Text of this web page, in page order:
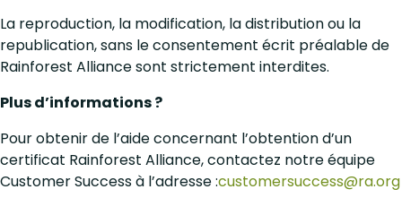
La reproduction, la modification, la distribution ou la
republication, sans le consentement écrit préalable de
Rainforest Alliance sont strictement interdites.
Plus d’informations ?
Pour obtenir de l’aide concernant l’obtention d’un
certificat Rainforest Alliance, contactez notre équipe
Customer Success à l’adresse :customersuccess@ra.org